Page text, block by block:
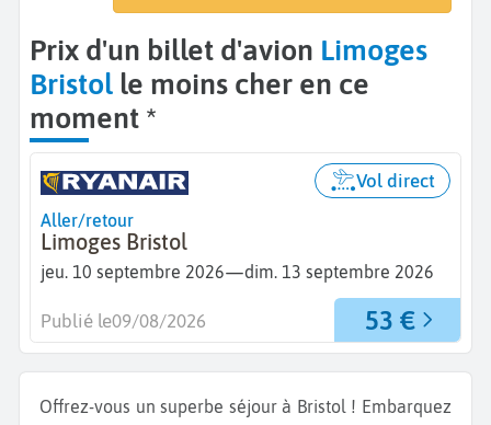
Prix d'un billet d'avion Limoges
Bristol le moins cher en ce
moment *
Aller/retour
Limoges Bristol
jeu. 10 septembre 2026—dim. 13 septembre 2026
Vol direct
53 €
Publié le09/08/2026
Offrez-vous un superbe séjour à Bristol ! Embarquez